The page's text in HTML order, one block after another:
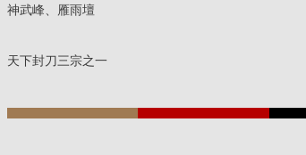
神武峰、雁雨壇
天下封刀三宗之一